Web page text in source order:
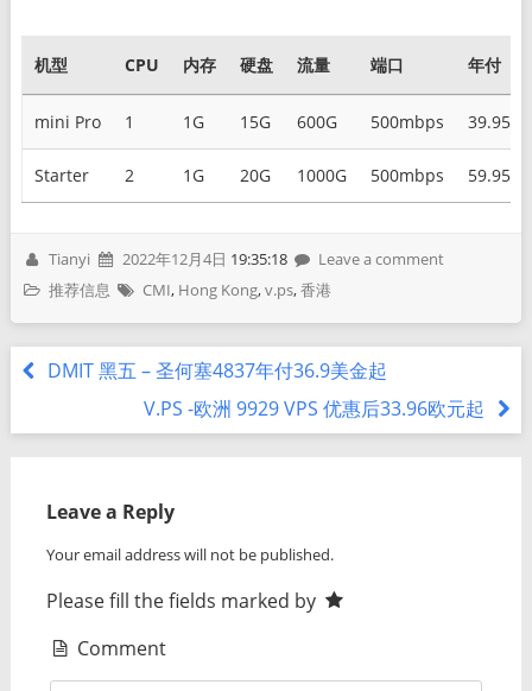
机型 CPU 内存 硬盘 流量 端口 年付
机型 CPU 内存 硬盘 流量 端口 年付
mini Pro 1 1G 15G 600G 500mbps 39.95欧
Starter 2 1G 20G 1000G 500mbps 59.95美
Tianyi 2022年12月4日 19:35:18
Leave a comment
推荐信息
CMI, Hong Kong,v.ps,香港
DMIT 黑五 – 圣何塞4837年付36.9美金起
V.PS -欧洲 9929 VPS 优惠后33.96欧元起
Leave a Reply
Your email address will not be published.
Please fill the fields marked by
Comment